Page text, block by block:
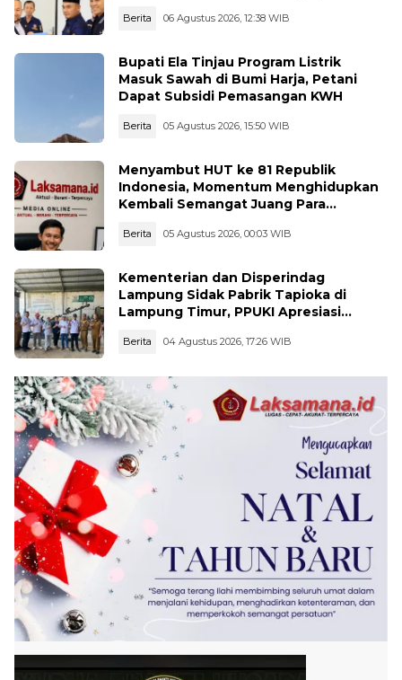
Berita 06 Agustus 2026, 12:38 WIB
Bupati Ela Tinjau Program Listrik
Masuk Sawah di Bumi Harja, Petani
Dapat Subsidi Pemasangan KWH
Berita 05 Agustus 2026, 15:50 WIB
Menyambut HUT ke 81 Republik
Indonesia, Momentum Menghidupkan
Kembali Semangat Juang Para
Berita 05 Agustus 2026, 00:03 WIB
Kementerian dan Disperindag
Lampung Sidak Pabrik Tapioka di
Lampung Timur, PPUKI Apresiasi
Berita 04 Agustus 2026, 17:26 WIB